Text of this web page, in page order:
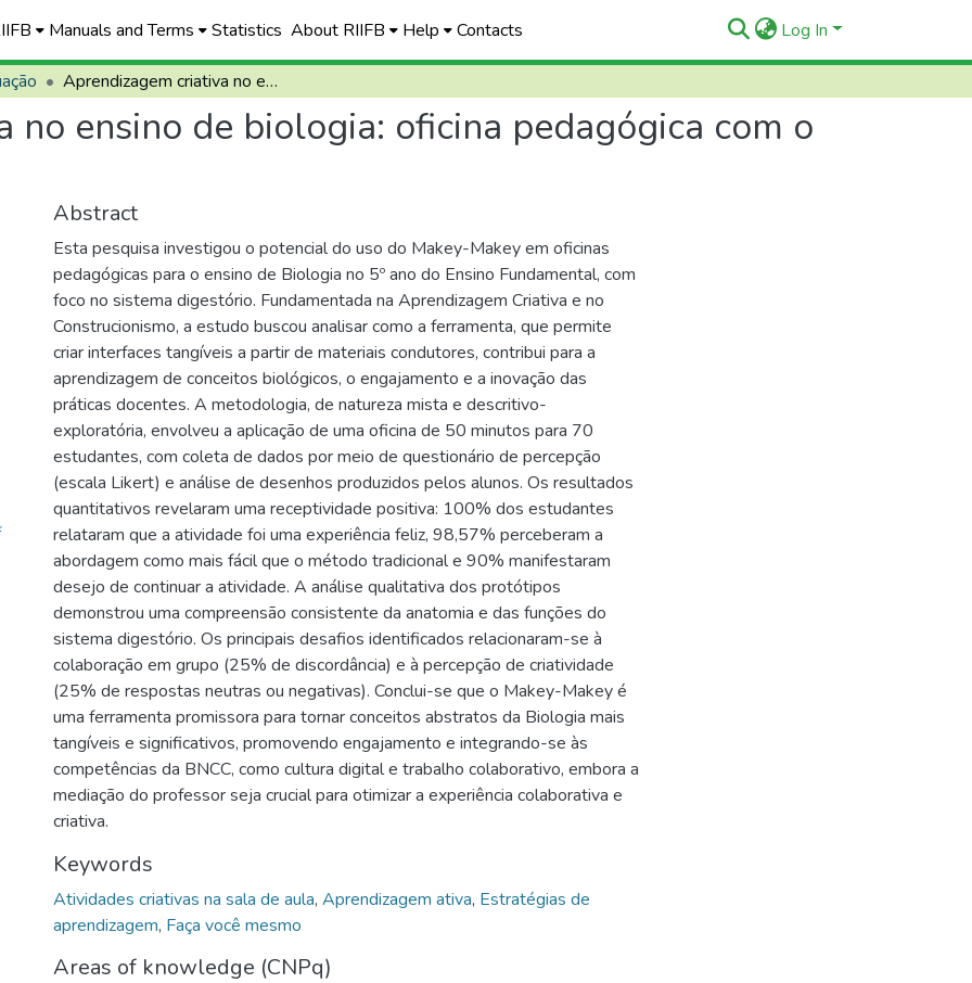
Manuals and Terms Statistics About RIIFB Help Contacts Log In
Aprendizagem criativa no ensino de biologia: oficina pedagógica com o uso do makey-makey
no ensino de biologia: oficina pedagógica com o
Abstract
Esta pesquisa investigou o potencial do uso do Makey-Makey em oficinas
pedagógicas para o ensino de Biologia no 5º ano do Ensino Fundamental, com
foco no sistema digestório. Fundamentada na Aprendizagem Criativa e no
Construcionismo, a estudo buscou analisar como a ferramenta, que permite
criar interfaces tangíveis a partir de materiais condutores, contribui para a
aprendizagem de conceitos biológicos, o engajamento e a inovação das
práticas docentes. A metodologia, de natureza mista e descritivo-
exploratória, envolveu a aplicação de uma oficina de 50 minutos para 70
estudantes, com coleta de dados por meio de questionário de percepção
(escala Likert) e análise de desenhos produzidos pelos alunos. Os resultados
quantitativos revelaram uma receptividade positiva: 100% dos estudantes
relataram que a atividade foi uma experiência feliz, 98,57% perceberam a
abordagem como mais fácil que o método tradicional e 90% manifestaram
desejo de continuar a atividade. A análise qualitativa dos protótipos
demonstrou uma compreensão consistente da anatomia e das funções do
sistema digestório. Os principais desafios identificados relacionaram-se à
colaboração em grupo (25% de discordância) e à percepção de criatividade
(25% de respostas neutras ou negativas). Conclui-se que o Makey-Makey é
uma ferramenta promissora para tornar conceitos abstratos da Biologia mais
tangíveis e significativos, promovendo engajamento e integrando-se às
competências da BNCC, como cultura digital e trabalho colaborativo, embora a
mediação do professor seja crucial para otimizar a experiência colaborativa e
criativa.
Keywords
Atividades criativas na sala de aula, Aprendizagem ativa, Estratégias de
aprendizagem, Faça você mesmo
Areas of knowledge (CNPq)